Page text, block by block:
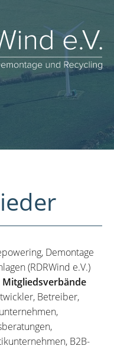
Demontage
(RDRWind e.V.)
Betreiber,
B2B-